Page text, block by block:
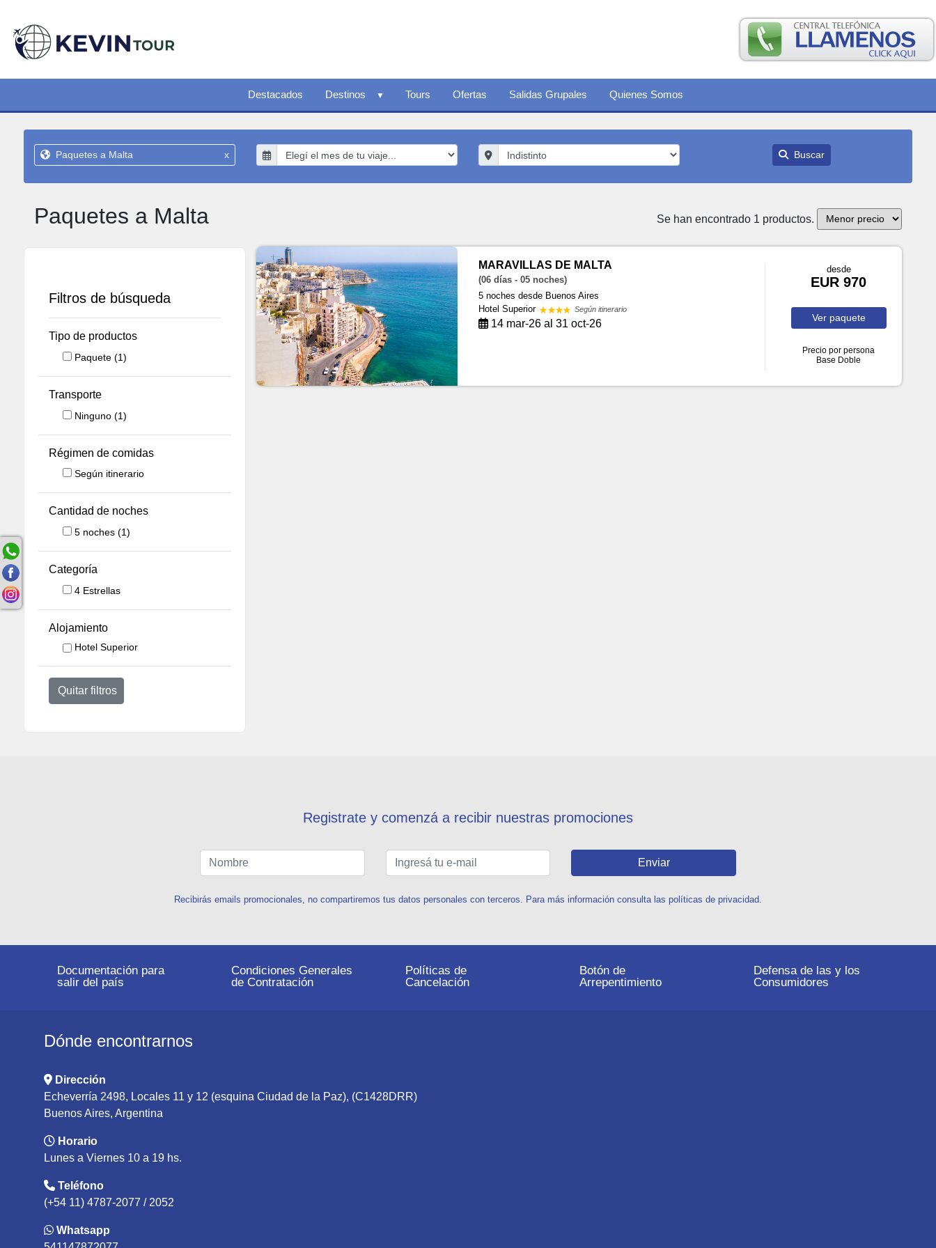
Destacados Destinos Tours Ofertas Salidas Grupales Quienes Somos
Paquetes a Malta x Buscar
Paquetes a Malta Se han encontrado 1 productos.
Filtros de búsqueda
Tipo de productos
Paquete (1)
Transporte
Ninguno (1)
Régimen de comidas
Según itinerario
Cantidad de noches
5 noches (1)
Categoría
4 Estrellas
Alojamiento
Hotel Superior
Quitar filtros
MARAVILLAS DE MALTA
(06 días - 05 noches)
5 noches desde Buenos Aires
Hotel Superior
Según itinerario
14 mar-26 al 31 oct-26
desde
EUR 970
Ver paquete
Precio por persona
Base Doble
Registrate y comenzá a recibir nuestras promociones
Enviar
Recibirás emails promocionales, no compartiremos tus datos personales con terceros. Para más información consulta las políticas de privacidad.
Documentación para
salir del país
Condiciones Generales
de Contratación
Políticas de
Cancelación
Botón de
Arrepentimiento
Defensa de las y los
Consumidores
Dónde encontrarnos
Dirección
Echeverría 2498, Locales 11 y 12 (esquina Ciudad de la Paz), (C1428DRR)
Buenos Aires, Argentina
Horario
Lunes a Viernes 10 a 19 hs.
Teléfono
(+54 11) 4787-2077 / 2052
Whatsapp